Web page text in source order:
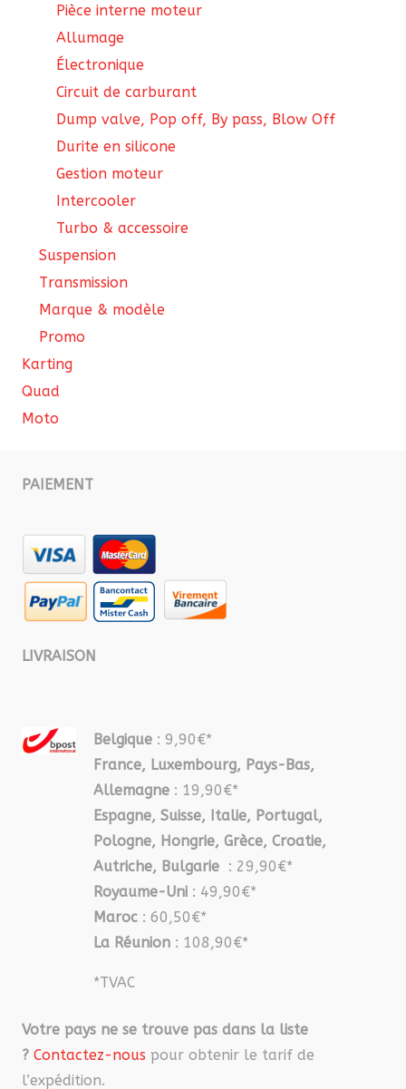
Pièce interne moteur
Allumage
Électronique
Circuit de carburant
Dump valve, Pop off, By pass, Blow Off
Durite en silicone
Gestion moteur
Intercooler
Turbo & accessoire
Suspension
Transmission
Marque & modèle
Promo
Karting
Quad
Moto
PAIEMENT
LIVRAISON
Belgique : 9,90€*
France, Luxembourg, Pays-Bas,
Allemagne : 19,90€*
Espagne, Suisse, Italie, Portugal,
Pologne, Hongrie, Grèce, Croatie,
Autriche, Bulgarie : 29,90€*
Royaume-Uni : 49,90€*
Maroc : 60,50€*
La Réunion : 108,90€*
*TVAC
Votre pays ne se trouve pas dans la liste
? Contactez-nous pour obtenir le tarif de
l’expédition.